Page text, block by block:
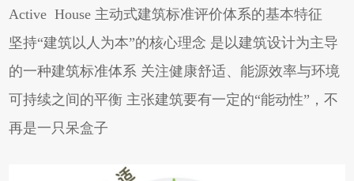
Active House 主动式建筑标准评价体系的基本特征
坚持“建筑以人为本”的核心理念 是以建筑设计为主导
的一种建筑标准体系 关注健康舒适、能源效率与环境
可持续之间的平衡 主张建筑要有一定的“能动性”，不
再是一只呆盒子